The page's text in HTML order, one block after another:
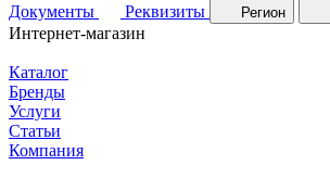
Документы
Реквизиты Регион
Интернет-магазин
Каталог
Бренды
Услуги
Статьи
Компания